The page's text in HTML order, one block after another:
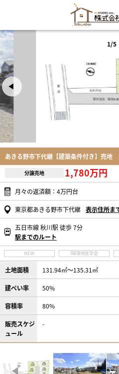
1/5
あきる野市下代継【建築条件付き】売地
分譲売地 1,780万円
月々の返済額：4万円台
東京都あきる野市下代継 表示住所ま
五日市線 秋川駅 徒歩 7分
駅までのルート
NEW 現地見学会
土地面積 131.94㎡〜135.31㎡
建ぺい率 50%
容積率 80%
販売スケジ
ュール
-